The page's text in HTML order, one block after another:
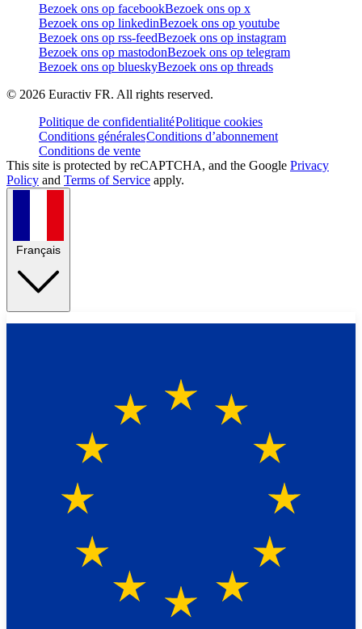
Bezoek ons op facebookBezoek ons op x
Bezoek ons op linkedinBezoek ons op youtube
Bezoek ons op rss-feedBezoek ons op instagram
Bezoek ons op mastodonBezoek ons op telegram
Bezoek ons op blueskyBezoek ons op threads
© 2026 Euractiv FR. All rights reserved.
Politique de confidentialitéPolitique cookies
Conditions généralesConditions d’abonnement
Conditions de vente
This site is protected by reCAPTCHA, and the Google Privacy
Policy and Terms of Service apply.
Français